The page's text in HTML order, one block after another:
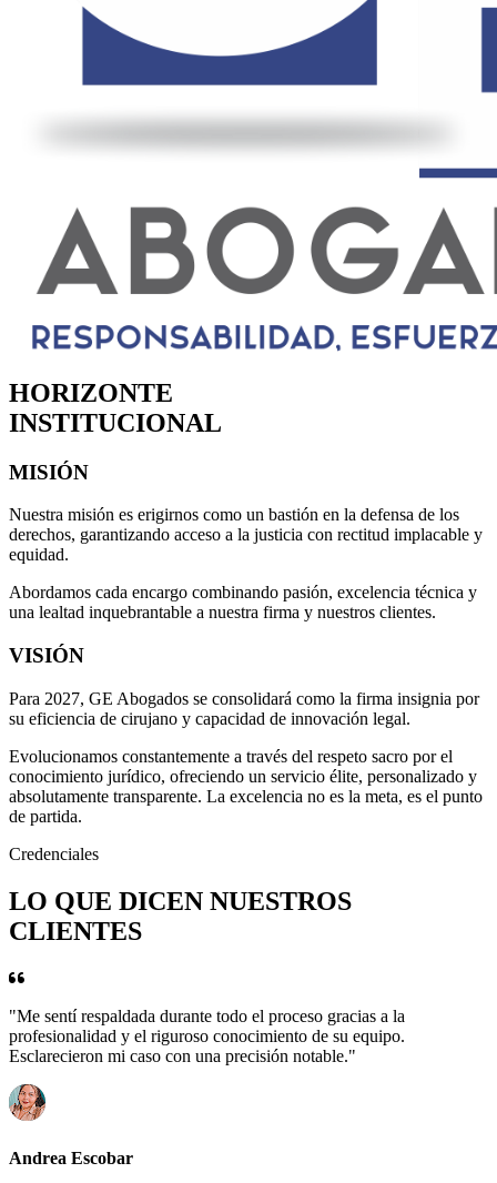
HORIZONTE
INSTITUCIONAL
MISIÓN
Nuestra misión es erigirnos como un bastión en la defensa de los
derechos, garantizando acceso a la justicia con rectitud implacable y
equidad.
Abordamos cada encargo combinando pasión, excelencia técnica y
una lealtad inquebrantable a nuestra firma y nuestros clientes.
VISIÓN
Para 2027, GE Abogados se consolidará como la firma insignia por
su eficiencia de cirujano y capacidad de innovación legal.
Evolucionamos constantemente a través del respeto sacro por el
conocimiento jurídico, ofreciendo un servicio élite, personalizado y
absolutamente transparente. La excelencia no es la meta, es el punto
de partida.
Credenciales
LO QUE DICEN NUESTROS
CLIENTES
"Me sentí respaldada durante todo el proceso gracias a la
profesionalidad y el riguroso conocimiento de su equipo.
Esclarecieron mi caso con una precisión notable."
Andrea Escobar